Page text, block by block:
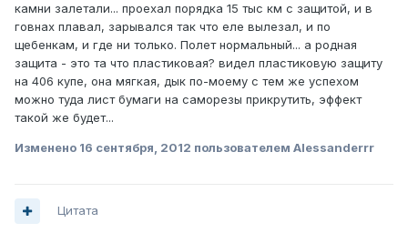
камни залетали... проехал порядка 15 тыс км с защитой, и в
говнах плавал, зарывался так что еле вылезал, и по
щебенкам, и где ни только. Полет нормальный... а родная
защита - это та что пластиковая? видел пластиковую защиту
на 406 купе, она мягкая, дык по-моему с тем же успехом
можно туда лист бумаги на саморезы прикрутить, эффект
такой же будет...
Изменено 16 сентября, 2012 пользователем Alessanderrr
Цитата